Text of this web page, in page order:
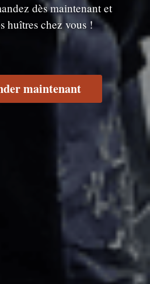
dès maintenant et
huîtres chez vous !
maintenant